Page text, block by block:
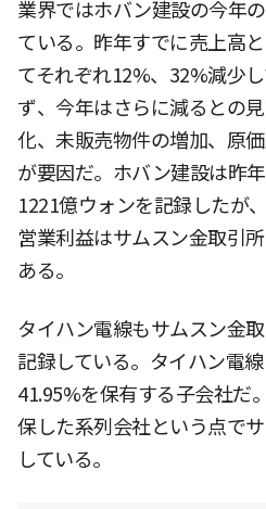
業界ではホバン建設の今年
ている。昨年すでに売上高
てそれぞれ12%、32%減少
ず、今年はさらに減るとの
化、未販売物件の増加、原
が要因だ。ホバン建設は昨
1221億ウォンを記録したが
営業利益はサムスン金取引
ある。
タイハン電線もサムスン金
記録している。タイハン電
41.95%を保有する子会社だ
保した系列会社という点で
している。